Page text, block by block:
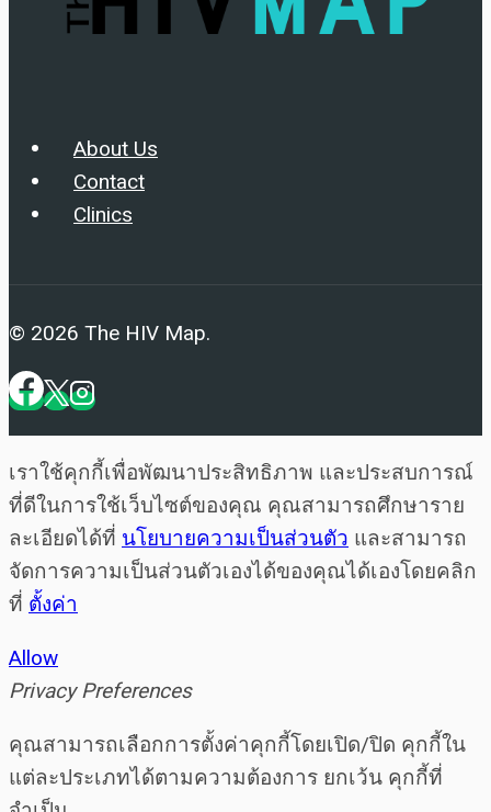
About Us
Contact
Clinics
© 2026 The HIV Map.
เราใช้คุกกี้เพื่อพัฒนาประสิทธิภาพ และประสบการณ์
ที่ดีในการใช้เว็บไซต์ของคุณ คุณสามารถศึกษาราย
ละเอียดได้ที่ นโยบายความเป็นส่วนตัว และสามารถ
จัดการความเป็นส่วนตัวเองได้ของคุณได้เองโดยคลิก
ที่ ตั้งค่า
Allow
Privacy Preferences
คุณสามารถเลือกการตั้งค่าคุกกี้โดยเปิด/ปิด คุกกี้ใน
แต่ละประเภทได้ตามความต้องการ ยกเว้น คุกกี้ที่